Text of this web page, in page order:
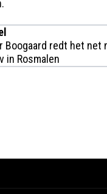
Boogaard redt het net
in Rosmalen